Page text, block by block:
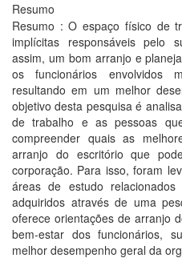
Resumo
Resumo : O espaço físico de
implícitas responsáveis pelo
assim, um bom arranjo e
os funcionários envolvidos
resultando em um melhor
objetivo desta pesquisa é
de trabalho e as pessoas
compreender quais as
arranjo do escritório que
corporação. Para isso, foram
áreas de estudo
adquiridos através de uma
oferece orientações de arranjo
bem-estar dos funcionários,
melhor desempenho geral da